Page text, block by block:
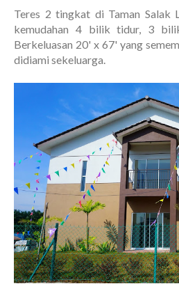
Teres 2 tingkat di Taman Salak
kemudahan 4 bilik tidur, 3
Berkeluasan 20' x 67' yang
didiami sekeluarga.